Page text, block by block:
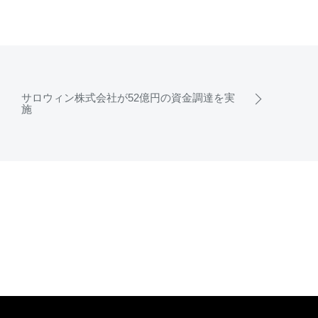
サロウィン株式会社が52億円の資金調達を実
施